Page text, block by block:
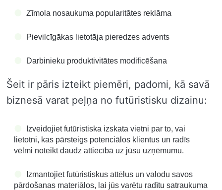
Zīmola nosaukuma popularitātes reklāma
Pievilcīgākas lietotāja pieredzes advents
Darbinieku produktivitātes modificēšana
Šeit ir pāris izteikt piemēri, padomi, kā savā
biznesā varat peļņa no futūristisku dizainu:
Izveidojiet futūristiska izskata vietni par to, vai
lietotni, kas pārsteigs potenciālos klientus un radīs
vēlmi noteikt daudz attiecībā uz jūsu uzņēmumu.
Izmantojiet futūristiskus attēlus un valodu savos
pārdošanas materiālos, lai jūs varētu radītu satraukuma